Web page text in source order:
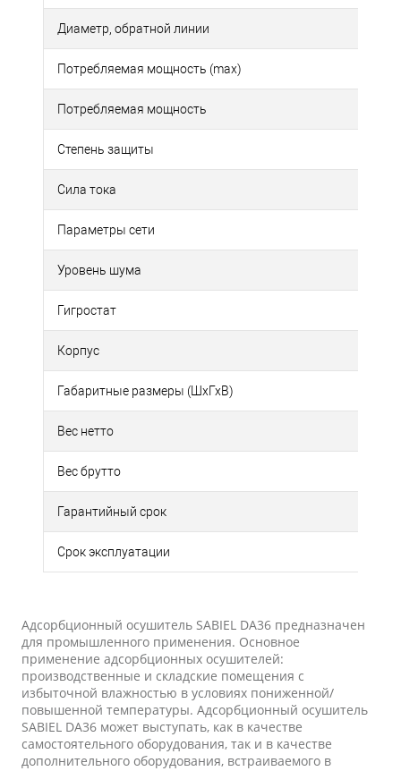
Диаметр, обратной линии
Потребляемая мощность (max)
Потребляемая мощность
Степень защиты
Сила тока
Параметры сети
Уровень шума
Гигростат
Корпус
Габаритные размеры (ШхГхВ)
Вес нетто
Вес брутто
Гарантийный срок
Срок эксплуатации
Адсорбционный осушитель SABIEL DA36 предназначен
для промышленного применения. Основное
применение адсорбционных осушителей:
производственные и складские помещения с
избыточной влажностью в условиях пониженной/
повышенной температуры. Адсорбционный осушитель
SABIEL DA36 может выступать, как в качестве
самостоятельного оборудования, так и в качестве
дополнительного оборудования, встраиваемого в